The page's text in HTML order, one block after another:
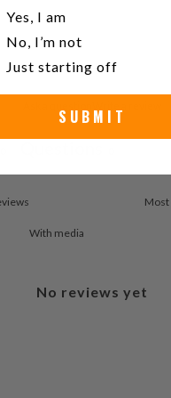
With media
No reviews yet
you a watch collector?
Yes, I am
No, I’m not
Just starting off
SUBMIT